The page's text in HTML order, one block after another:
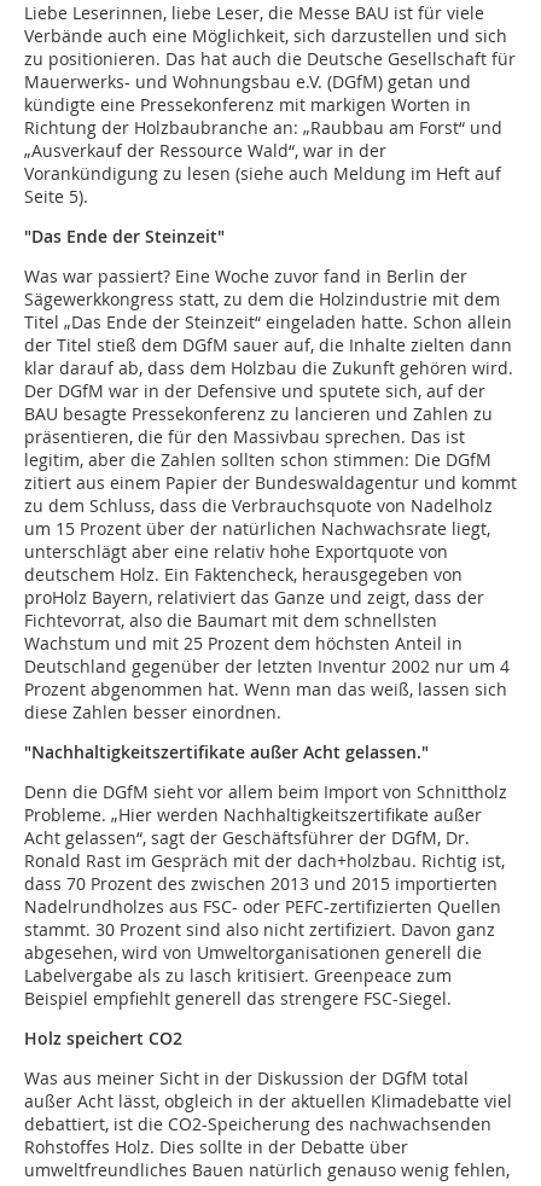
Liebe Leserinnen, liebe Leser, die Messe BAU ist für viele
Verbände auch eine Möglichkeit, sich darzustellen und sich
zu positionieren. Das hat auch die Deutsche Gesellschaft für
Mauerwerks- und Wohnungsbau e.V. (DGfM) getan und
kündigte eine Pressekonferenz mit markigen Worten in
Richtung der Holzbaubranche an: „Raubbau am Forst“ und
„Ausverkauf der Ressource Wald“, war in der
Vorankündigung zu lesen (siehe auch Meldung im Heft auf
Seite 5).
"Das Ende der Steinzeit"
Was war passiert? Eine Woche zuvor fand in Berlin der
Sägewerkkongress statt, zu dem die Holzindustrie mit dem
Titel „Das Ende der Steinzeit“ eingeladen hatte. Schon allein
der Titel stieß dem DGfM sauer auf, die Inhalte zielten dann
klar darauf ab, dass dem Holzbau die Zukunft gehören wird.
Der DGfM war in der Defensive und sputete sich, auf der
BAU besagte Pressekonferenz zu lancieren und Zahlen zu
präsentieren, die für den Massivbau sprechen. Das ist
legitim, aber die Zahlen sollten schon stimmen: Die DGfM
zitiert aus einem Papier der Bundeswaldagentur und kommt
zu dem Schluss, dass die Verbrauchsquote von Nadelholz
um 15 Prozent über der natürlichen Nachwachsrate liegt,
unterschlägt aber eine relativ hohe Exportquote von
deutschem Holz. Ein Faktencheck, herausgegeben von
proHolz Bayern, relativiert das Ganze und zeigt, dass der
Fichtevorrat, also die Baumart mit dem schnellsten
Wachstum und mit 25 Prozent dem höchsten Anteil in
Deutschland gegenüber der letzten Inventur 2002 nur um 4
Prozent abgenommen hat. Wenn man das weiß, lassen sich
diese Zahlen besser einordnen.
"Nachhaltigkeitszertifikate außer Acht gelassen."
Denn die DGfM sieht vor allem beim Import von Schnittholz
Probleme. „Hier werden Nachhaltigkeitszertifikate außer
Acht gelassen“, sagt der Geschäftsführer der DGfM, Dr.
Ronald Rast im Gespräch mit der dach+holzbau. Richtig ist,
dass 70 Prozent des zwischen 2013 und 2015 importierten
Nadelrundholzes aus FSC- oder PEFC-zertifizierten Quellen
stammt. 30 Prozent sind also nicht zertifiziert. Davon ganz
abgesehen, wird von Umweltorganisationen generell die
Labelvergabe als zu lasch kritisiert. Greenpeace zum
Beispiel empfiehlt generell das strengere FSC-Siegel.
Holz speichert CO2
Was aus meiner Sicht in der Diskussion der DGfM total
außer Acht lässt, obgleich in der aktuellen Klimadebatte viel
debattiert, ist die CO2-Speicherung des nachwachsenden
Rohstoffes Holz. Dies sollte in der Debatte über
umweltfreundliches Bauen natürlich genauso wenig fehlen,